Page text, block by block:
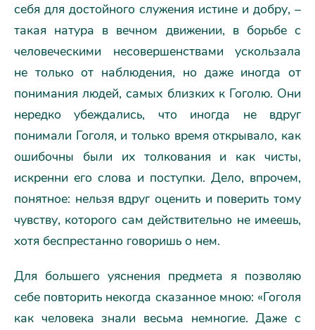
себя для достойного служения истине и добру, –
такая натура в вечном движении, в борьбе с
человеческими несовершенствами ускользала
не только от наблюдения, но даже иногда от
понимания людей, самых близких к Гоголю. Они
нередко убеждались, что иногда не вдруг
понимали Гоголя, и только время открывало, как
ошибочны были их толкования и как чисты,
искренни его слова и поступки. Дело, впрочем,
понятное: нельзя вдруг оценить и поверить тому
чувству, которого сам действительно не имеешь,
хотя беспрестанно говоришь о нем.
Для большего уяснения предмета я позволяю
себе повторить некогда сказанное мною: «Гоголя
как человека знали весьма немногие. Даже с